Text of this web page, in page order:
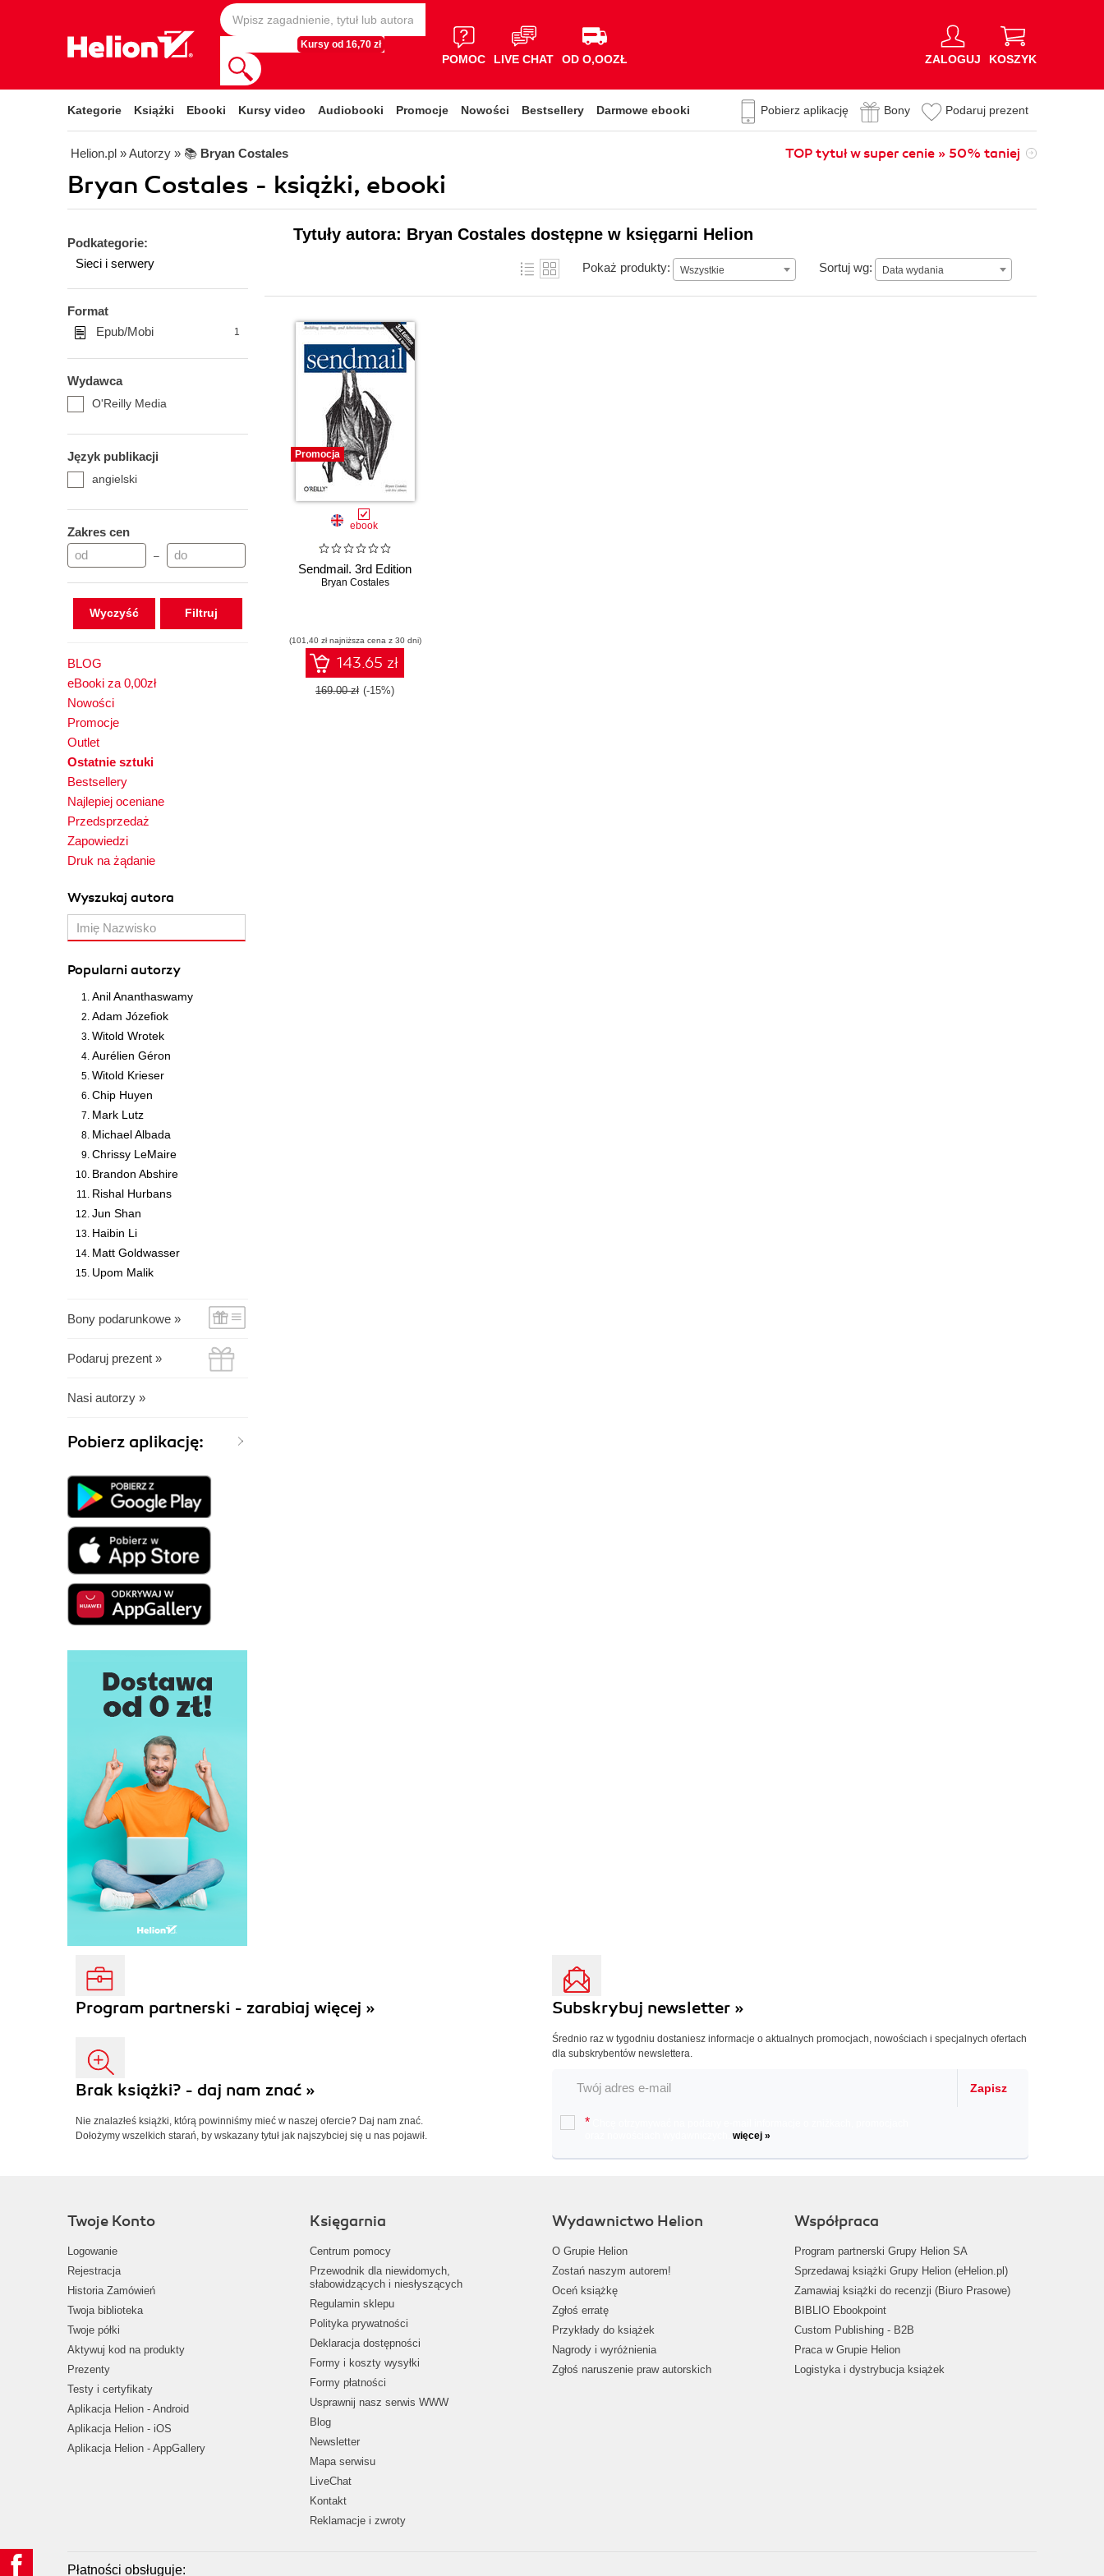
Kursy od 16,70 zł
POMOC LIVE CHAT OD O,OOZŁ ZALOGUJ KOSZYK
Kategorie Książki Ebooki Kursy video Audiobooki Promocje Nowości Bestsellery Darmowe ebooki Pobierz aplikację Bony Podaruj prezent
Helion.pl » Autorzy » 📚 Bryan Costales TOP tytuł w super cenie » 50% taniej
Bryan Costales - książki, ebooki
Podkategorie:
Sieci i serwery
Format
Epub/Mobi
1
Wydawca
O'Reilly Media
Język publikacji
angielski
Zakres cen
–
Wyczyść
BLOG
eBooki za 0,00zł
Nowości
Promocje
Outlet
Ostatnie sztuki
Bestsellery
Najlepiej oceniane
Przedsprzedaż
Zapowiedzi
Druk na żądanie
Wyszukaj autora
Popularni autorzy
Anil Ananthaswamy
Adam Józefiok
Witold Wrotek
Aurélien Géron
Witold Krieser
Chip Huyen
Mark Lutz
Michael Albada
Chrissy LeMaire
Brandon Abshire
Rishal Hurbans
Jun Shan
Haibin Li
Matt Goldwasser
Upom Malik
Bony podarunkowe »
Podaruj prezent »
Nasi autorzy »
Pobierz aplikację:
Tytuły autora: Bryan Costales dostępne w księgarni Helion
Pokaż produkty: Wszystkie Sortuj wg: Data wydania
Data wydania
Promocja
ebook
Sendmail. 3rd Edition
Bryan Costales
(101,40 zł najniższa cena z 30 dni)
143.65 zł
169.00 zł (-15%)
Program partnerski - zarabiaj więcej »
Brak książki? - daj nam znać »
Nie znalazłeś książki, którą powinniśmy mieć w naszej ofercie? Daj nam znać.
Dołożymy wszelkich starań, by wskazany tytuł jak najszybciej się u nas pojawił.
Subskrybuj newsletter »
Średnio raz w tygodniu dostaniesz informacje o aktualnych promocjach, nowościach i specjalnych ofertach
dla subskrybentów newslettera.
Zapisz
*
więcej »
Twoje Konto
Logowanie
Rejestracja
Historia Zamówień
Twoja biblioteka
Twoje półki
Aktywuj kod na produkty
Prezenty
Testy i certyfikaty
Aplikacja Helion - Android
Aplikacja Helion - iOS
Aplikacja Helion - AppGallery
Księgarnia
Centrum pomocy
Przewodnik dla niewidomych,
słabowidzących i niesłyszących
Regulamin sklepu
Polityka prywatności
Deklaracja dostępności
Formy i koszty wysyłki
Formy płatności
Usprawnij nasz serwis WWW
Blog
Newsletter
Mapa serwisu
LiveChat
Kontakt
Reklamacje i zwroty
Wydawnictwo Helion
O Grupie Helion
Zostań naszym autorem!
Oceń książkę
Zgłoś erratę
Przykłady do książek
Nagrody i wyróżnienia
Zgłoś naruszenie praw autorskich
Współpraca
Program partnerski Grupy Helion SA
Sprzedawaj książki Grupy Helion (eHelion.pl)
Zamawiaj książki do recenzji (Biuro Prasowe)
BIBLIO Ebookpoint
Custom Publishing - B2B
Praca w Grupie Helion
Logistyka i dystrybucja książek
Płatności obsługuje: